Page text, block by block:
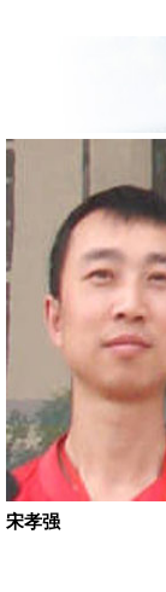
宋孝强